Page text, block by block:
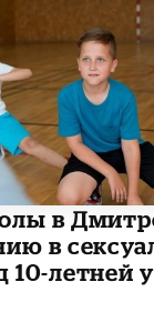
в
в
10-летней